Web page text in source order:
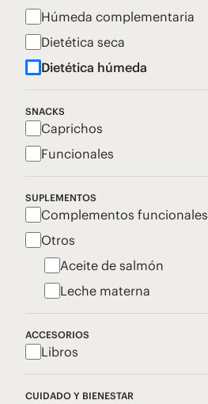
Húmeda complementaria
Dietética seca
Dietética húmeda
SNACKS
Caprichos
Funcionales
SUPLEMENTOS
Complementos funcionales
Otros
Aceite de salmón
Leche materna
ACCESORIOS
Libros
CUIDADO Y BIENESTAR